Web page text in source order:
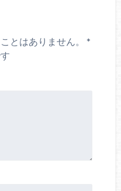
とはありません。
*